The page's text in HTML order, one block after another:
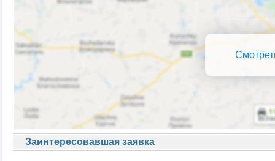
Заинтересовавшая заявка